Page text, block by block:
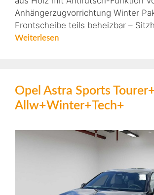
Anhängerzugvorrichtung Winter
Frontscheibe teils beheizbar –
Weiterlesen
Opel Astra Sports
Allw+Winter+Tech+